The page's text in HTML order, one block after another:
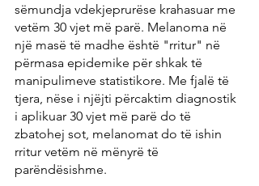
sëmundja vdekjeprurëse krahasuar me
vetëm 30 vjet më parë. Melanoma në
një masë të madhe është "rritur" në
përmasa epidemike për shkak të
manipulimeve statistikore. Me fjalë të
tjera, nëse i njëjti përcaktim diagnostik
i aplikuar 30 vjet më parë do të
zbatohej sot, melanomat do të ishin
rritur vetëm në mënyrë të
parëndësishme.